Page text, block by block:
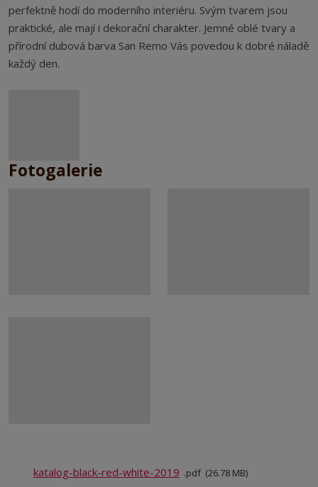
perfektně hodí do moderního interiéru. Svým tvarem jsou
praktické, ale mají i dekorační charakter. Jemné oblé tvary a
přírodní dubová barva San Remo Vás povedou k dobré náladě
každý den.
Fotogalerie
katalog-black-red-white-2019 pdf 26.78 MB